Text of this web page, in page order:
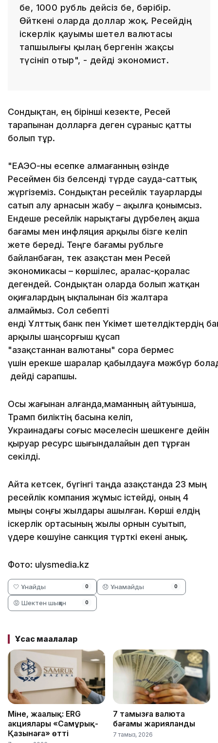
бе, 1000 рубль дейсіз бе, бәрібір.
Өйткені оларда доллар жоқ. Ресейдің
іскерлік қауымы шетел валютасы
тапшылығы қылаң бергенін жақсы
түсініп отыр", - дейді экономист.
Сондықтан, ең бірінші кезекте, Ресей
тарапынан долларға деген сұраныс қатты
болып тұр.
"ЕАЭО-ны есепке алмағанның өзінде
Ресеймен біз белсенді түрде сауда-саттық
жүргіземіз. Сондықтан ресейлік тауарларды
сатып алу арнасын жабу – ақылға қонымсыз.
Ендеше ресейлік нарықтағы дүрбелең ақша
бағамы мен инфляция арқылы бізге келіп
жете береді. Теңге бағамы рубльге
байланбаған, тек Қазақстан мен Ресей
экономикасы – көршілес, аралас-қоралас
дегендей. Сондықтан оларда болып жатқан
оқиғалардың ықпалынан біз жалтара
алмаймыз. Сол себепті
енді Ұлттық банк пен Үкімет шетелдіктердің
арқылы шаңсорғыш құсап
"Қазақстаннан валютаны" сора бермес
үшін ерекше шаралар қабылдауға мәжбүр
дейді сарапшы.
Осы жағынан алғанда,маманның айтуынша,
Трамп биліктің басына келіп,
Украинадағы соғыс мәселесін шешкенге дейін
қыруар ресурс шығындалайын деп тұрған
секілді.
Айта кетсек, бүгінгі таңда Қазақстанда 23 мың
ресейлік компания жұмыс істейді, оның 4
мыңы соңғы жылдары ашылған. Көрші елдің
іскерлік ортасының жылы орнын суытып,
үдере көшуіне санкция түрткі екені анық.
Фото: ulysmedia.kz
🤍 Ұнайды 0 😞 Ұнамайды 0
😡 Шектен шыққан 0
Ұқсас мақалалар
Міне, жаңалық: ERG
акциялары «Самұрық-
Қазынаға» өтті
7 тамызға валюта
бағамы жарияланды
7 тамыз, 2026